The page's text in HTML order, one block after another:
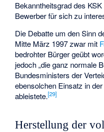
Bekanntheitsgrad des
Bewerber für sich zu
Die Debatte um den Sinn
Mitte März 1997 zwar mit
bedrohter Bürger geübt
jedoch „die ganz normale
Bundesministers der
ebensolchen Einsatz in
ableistete.[29]
Herstellung der